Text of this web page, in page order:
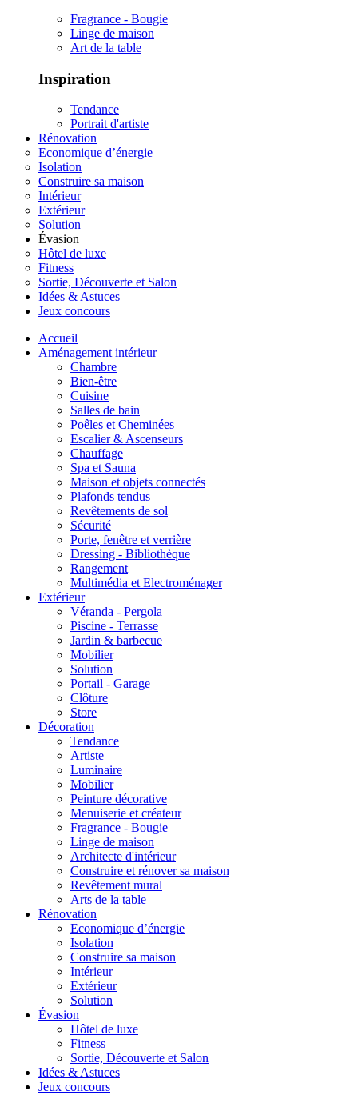
Fragrance - Bougie
Linge de maison
Art de la table
Inspiration
Tendance
Portrait d'artiste
Rénovation
Economique d’énergie
Isolation
Construire sa maison
Intérieur
Extérieur
Solution
Évasion
Hôtel de luxe
Fitness
Sortie, Découverte et Salon
Idées & Astuces
Jeux concours
Accueil
Aménagement intérieur
Chambre
Bien-être
Cuisine
Salles de bain
Poêles et Cheminées
Escalier & Ascenseurs
Chauffage
Spa et Sauna
Maison et objets connectés
Plafonds tendus
Revêtements de sol
Sécurité
Porte, fenêtre et verrière
Dressing - Bibliothèque
Rangement
Multimédia et Electroménager
Extérieur
Véranda - Pergola
Piscine - Terrasse
Jardin & barbecue
Mobilier
Solution
Portail - Garage
Clôture
Store
Décoration
Tendance
Artiste
Luminaire
Mobilier
Peinture décorative
Menuiserie et créateur
Fragrance - Bougie
Linge de maison
Architecte d'intérieur
Construire et rénover sa maison
Revêtement mural
Arts de la table
Rénovation
Economique d’énergie
Isolation
Construire sa maison
Intérieur
Extérieur
Solution
Évasion
Hôtel de luxe
Fitness
Sortie, Découverte et Salon
Idées & Astuces
Jeux concours